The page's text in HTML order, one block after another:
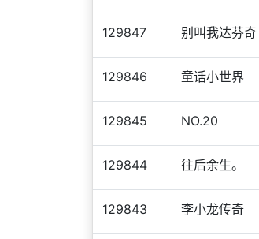
129847 别叫我达芬奇
129846 童话小世界
129845 NO.20
129844 往后余生。
129843 李小龙传奇